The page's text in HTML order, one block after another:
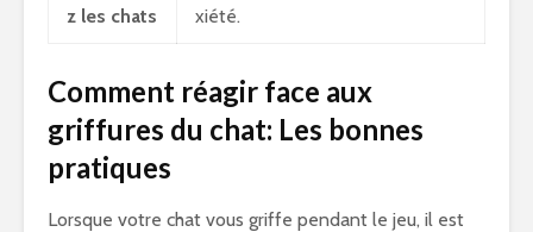
z les chats
xiété.
Comment réagir face aux
griffures du chat: Les bonnes
pratiques
Lorsque votre chat vous griffe pendant le jeu, il est